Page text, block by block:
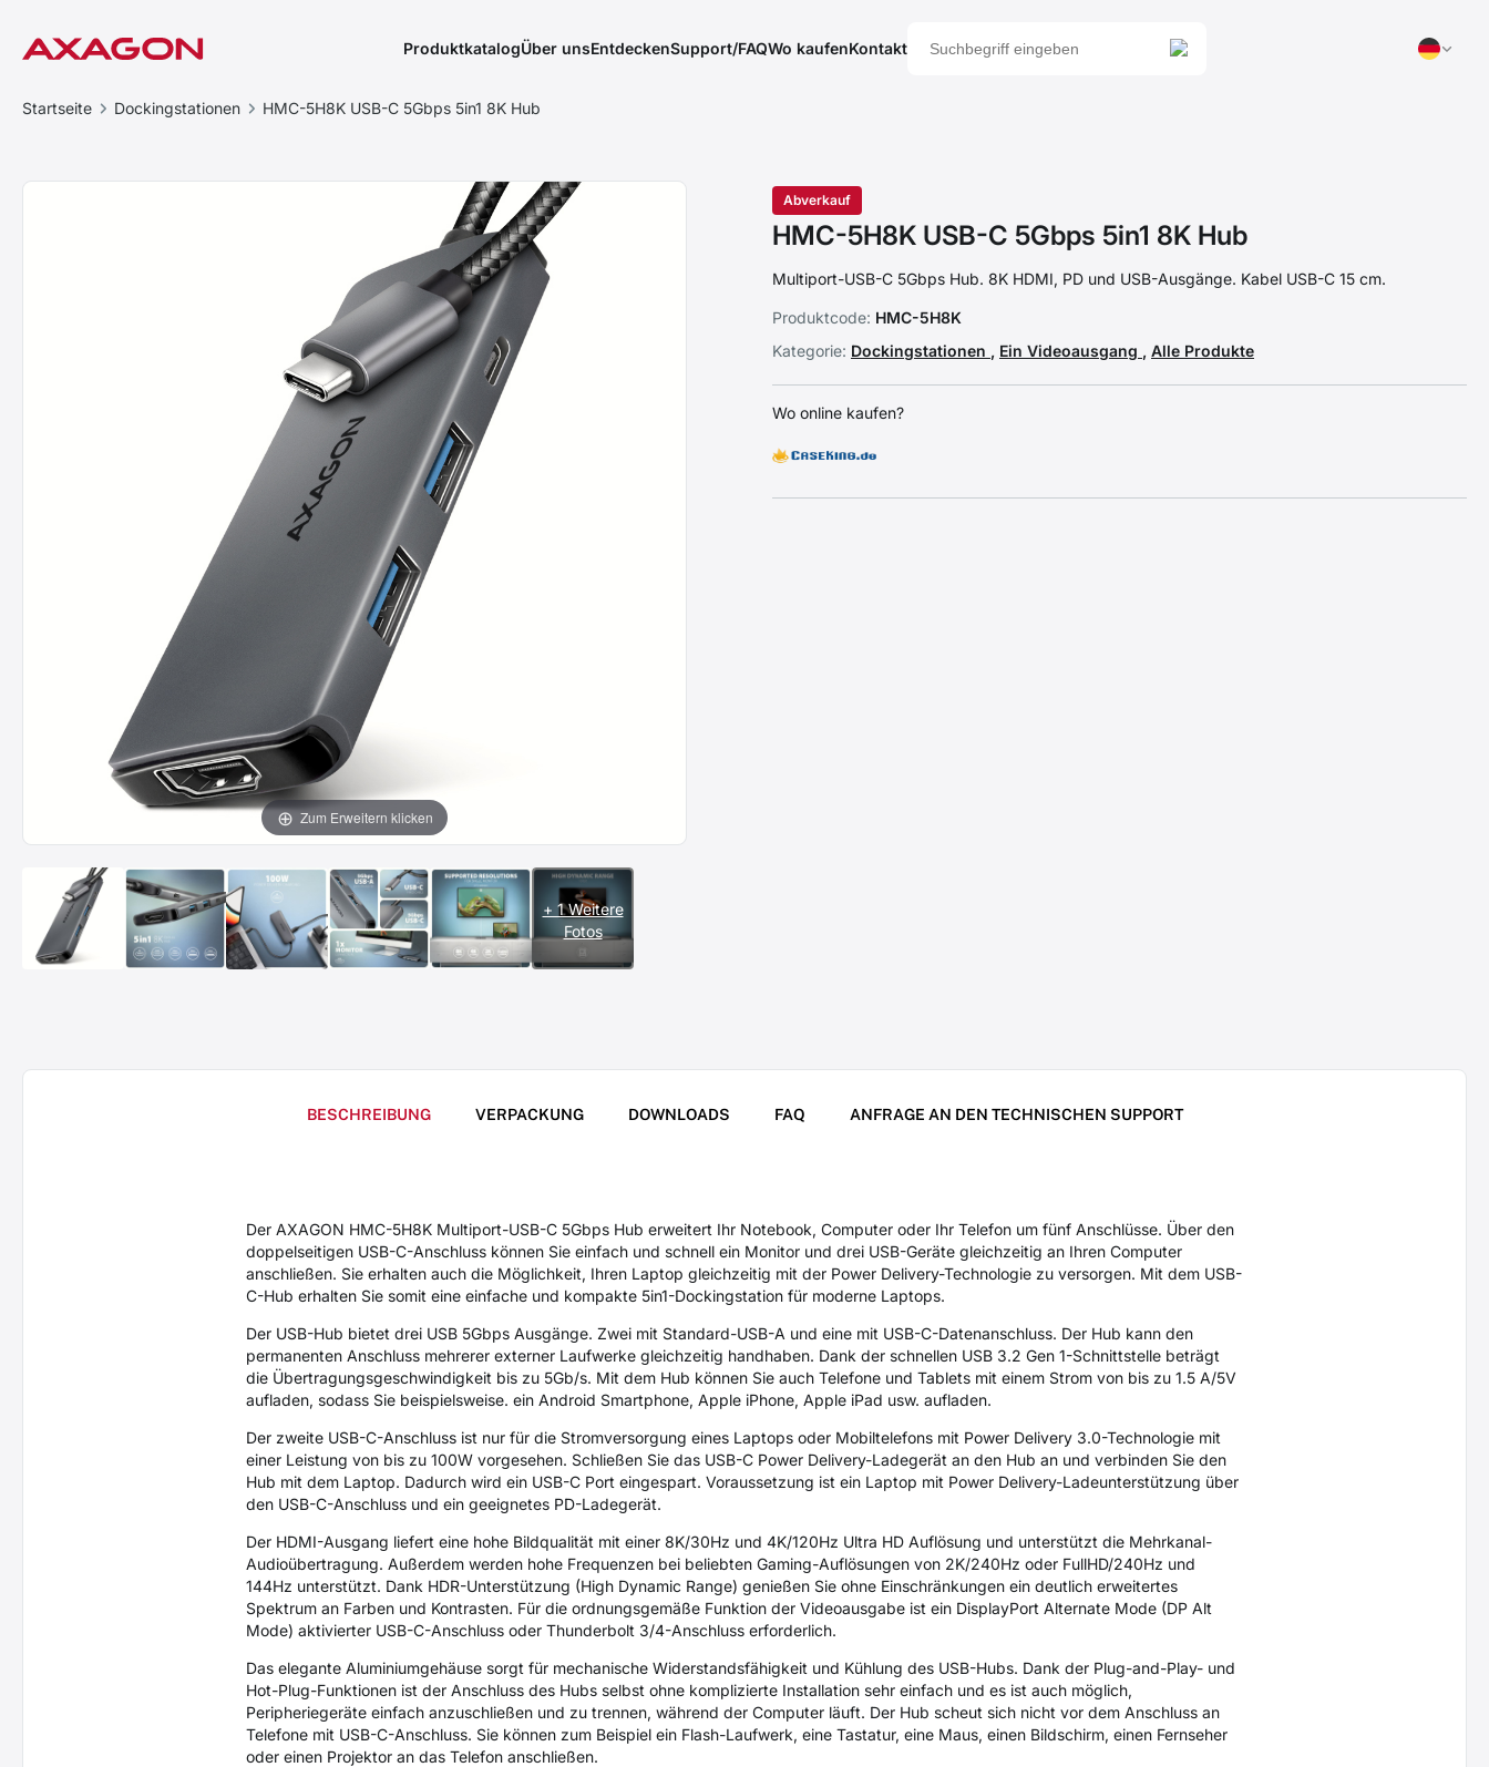
ProduktkatalogÜber unsEntdeckenSupport/FAQWo kaufenKontakt
Startseite Dockingstationen HMC-5H8K USB-C 5Gbps 5in1 8K Hub
Zum Erweitern klicken
+ 1 Weitere
Fotos
Abverkauf
HMC-5H8K USB-C 5Gbps 5in1 8K Hub
Multiport-USB-C 5Gbps Hub. 8K HDMI, PD und USB-Ausgänge. Kabel USB-C 15 cm.
Produktcode: HMC-5H8K
Kategorie: Dockingstationen , Ein Videoausgang , Alle Produkte
Wo online kaufen?
BESCHREIBUNG VERPACKUNG DOWNLOADS FAQ ANFRAGE AN DEN TECHNISCHEN SUPPORT
Der AXAGON HMC-5H8K Multiport-USB-C 5Gbps Hub erweitert Ihr Notebook, Computer oder Ihr Telefon um fünf Anschlüsse. Über den
doppelseitigen USB-C-Anschluss können Sie einfach und schnell ein Monitor und drei USB-Geräte gleichzeitig an Ihren Computer
anschließen. Sie erhalten auch die Möglichkeit, Ihren Laptop gleichzeitig mit der Power Delivery-Technologie zu versorgen. Mit dem USB-
C-Hub erhalten Sie somit eine einfache und kompakte 5in1-Dockingstation für moderne Laptops.
Der USB-Hub bietet drei USB 5Gbps Ausgänge. Zwei mit Standard-USB-A und eine mit USB-C-Datenanschluss. Der Hub kann den
permanenten Anschluss mehrerer externer Laufwerke gleichzeitig handhaben. Dank der schnellen USB 3.2 Gen 1-Schnittstelle beträgt
die Übertragungsgeschwindigkeit bis zu 5Gb/s. Mit dem Hub können Sie auch Telefone und Tablets mit einem Strom von bis zu 1.5 A/5V
aufladen, sodass Sie beispielsweise. ein Android Smartphone, Apple iPhone, Apple iPad usw. aufladen.
Der zweite USB-C-Anschluss ist nur für die Stromversorgung eines Laptops oder Mobiltelefons mit Power Delivery 3.0-Technologie mit
einer Leistung von bis zu 100W vorgesehen. Schließen Sie das USB-C Power Delivery-Ladegerät an den Hub an und verbinden Sie den
Hub mit dem Laptop. Dadurch wird ein USB-C Port eingespart. Voraussetzung ist ein Laptop mit Power Delivery-Ladeunterstützung über
den USB-C-Anschluss und ein geeignetes PD-Ladegerät.
Der HDMI-Ausgang liefert eine hohe Bildqualität mit einer 8K/30Hz und 4K/120Hz Ultra HD Auflösung und unterstützt die Mehrkanal-
Audioübertragung. Außerdem werden hohe Frequenzen bei beliebten Gaming-Auflösungen von 2K/240Hz oder FullHD/240Hz und
144Hz unterstützt. Dank HDR-Unterstützung (High Dynamic Range) genießen Sie ohne Einschränkungen ein deutlich erweitertes
Spektrum an Farben und Kontrasten. Für die ordnungsgemäße Funktion der Videoausgabe ist ein DisplayPort Alternate Mode (DP Alt
Mode) aktivierter USB-C-Anschluss oder Thunderbolt 3/4-Anschluss erforderlich.
Das elegante Aluminiumgehäuse sorgt für mechanische Widerstandsfähigkeit und Kühlung des USB-Hubs. Dank der Plug-and-Play- und
Hot-Plug-Funktionen ist der Anschluss des Hubs selbst ohne komplizierte Installation sehr einfach und es ist auch möglich,
Peripheriegeräte einfach anzuschließen und zu trennen, während der Computer läuft. Der Hub scheut sich nicht vor dem Anschluss an
Telefone mit USB-C-Anschluss. Sie können zum Beispiel ein Flash-Laufwerk, eine Tastatur, eine Maus, einen Bildschirm, einen Fernseher
oder einen Projektor an das Telefon anschließen.